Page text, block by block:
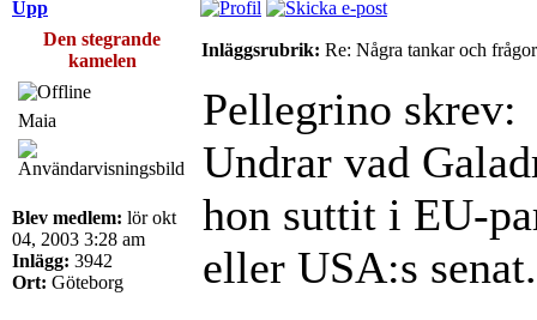
Upp
Den stegrande
kamelen
Inläggsrubrik: Re: Några tankar och
Maia
Blev medlem: lör okt
04, 2003 3:28 am
Inlägg: 3942
Ort: Göteborg
Pellegrino skrev:
Undrar vad
hon suttit i EU-
eller USA:s